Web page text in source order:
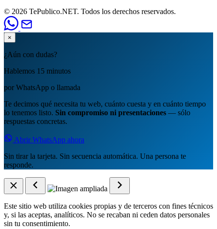
© 2026 TePublico.NET. Todos los derechos reservados.
×
¿Aún con dudas?
Hablemos 15 minutos
por WhatsApp o llamada
Te decimos qué necesita tu web, cuánto cuesta y en cuánto tiempo
lo tenemos listo. Sin compromiso ni presentaciones — sólo
respuestas concretas.
Abrir WhatsApp ahora
Sin tirar la tarjeta. Sin secuencia automática. Una persona te
responde.
Este sitio web utiliza cookies propias y de terceros con fines técnicos
y, si las aceptas, analíticos. No se recaban ni ceden datos personales
sin tu consentimiento.